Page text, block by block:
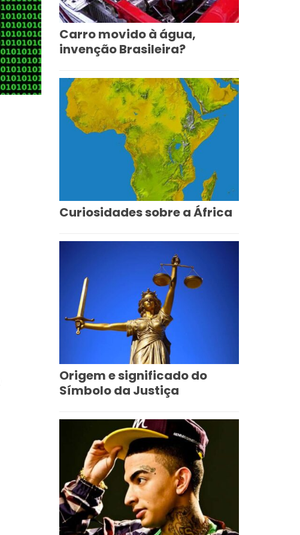
Carro movido à água,
invenção Brasileira?
Curiosidades sobre a África
Origem e significado do
Símbolo da Justiça